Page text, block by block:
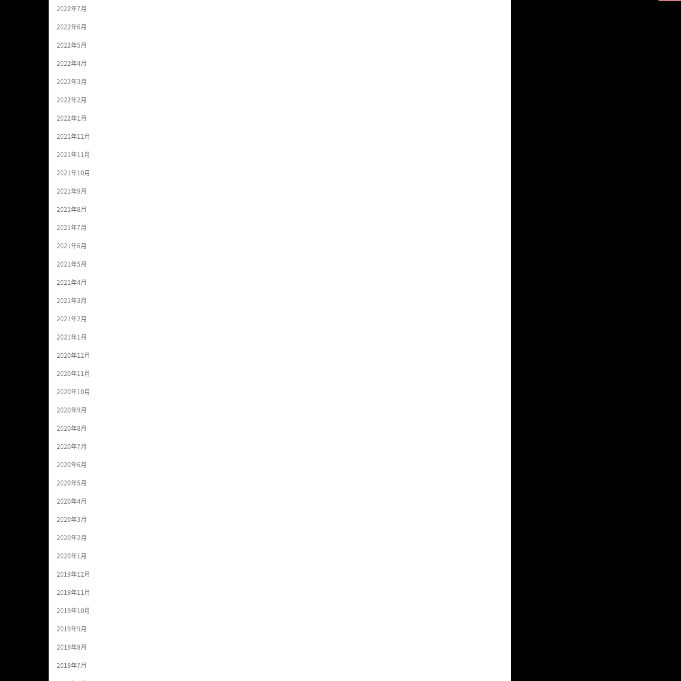
2022年7月
2022年6月
2022年5月
2022年4月
2022年3月
2022年2月
2022年1月
2021年12月
2021年11月
2021年10月
2021年9月
2021年8月
2021年7月
2021年6月
2021年5月
2021年4月
2021年3月
2021年2月
2021年1月
2020年12月
2020年11月
2020年10月
2020年9月
2020年8月
2020年7月
2020年6月
2020年5月
2020年4月
2020年3月
2020年2月
2020年1月
2019年12月
2019年11月
2019年10月
2019年9月
2019年8月
2019年7月